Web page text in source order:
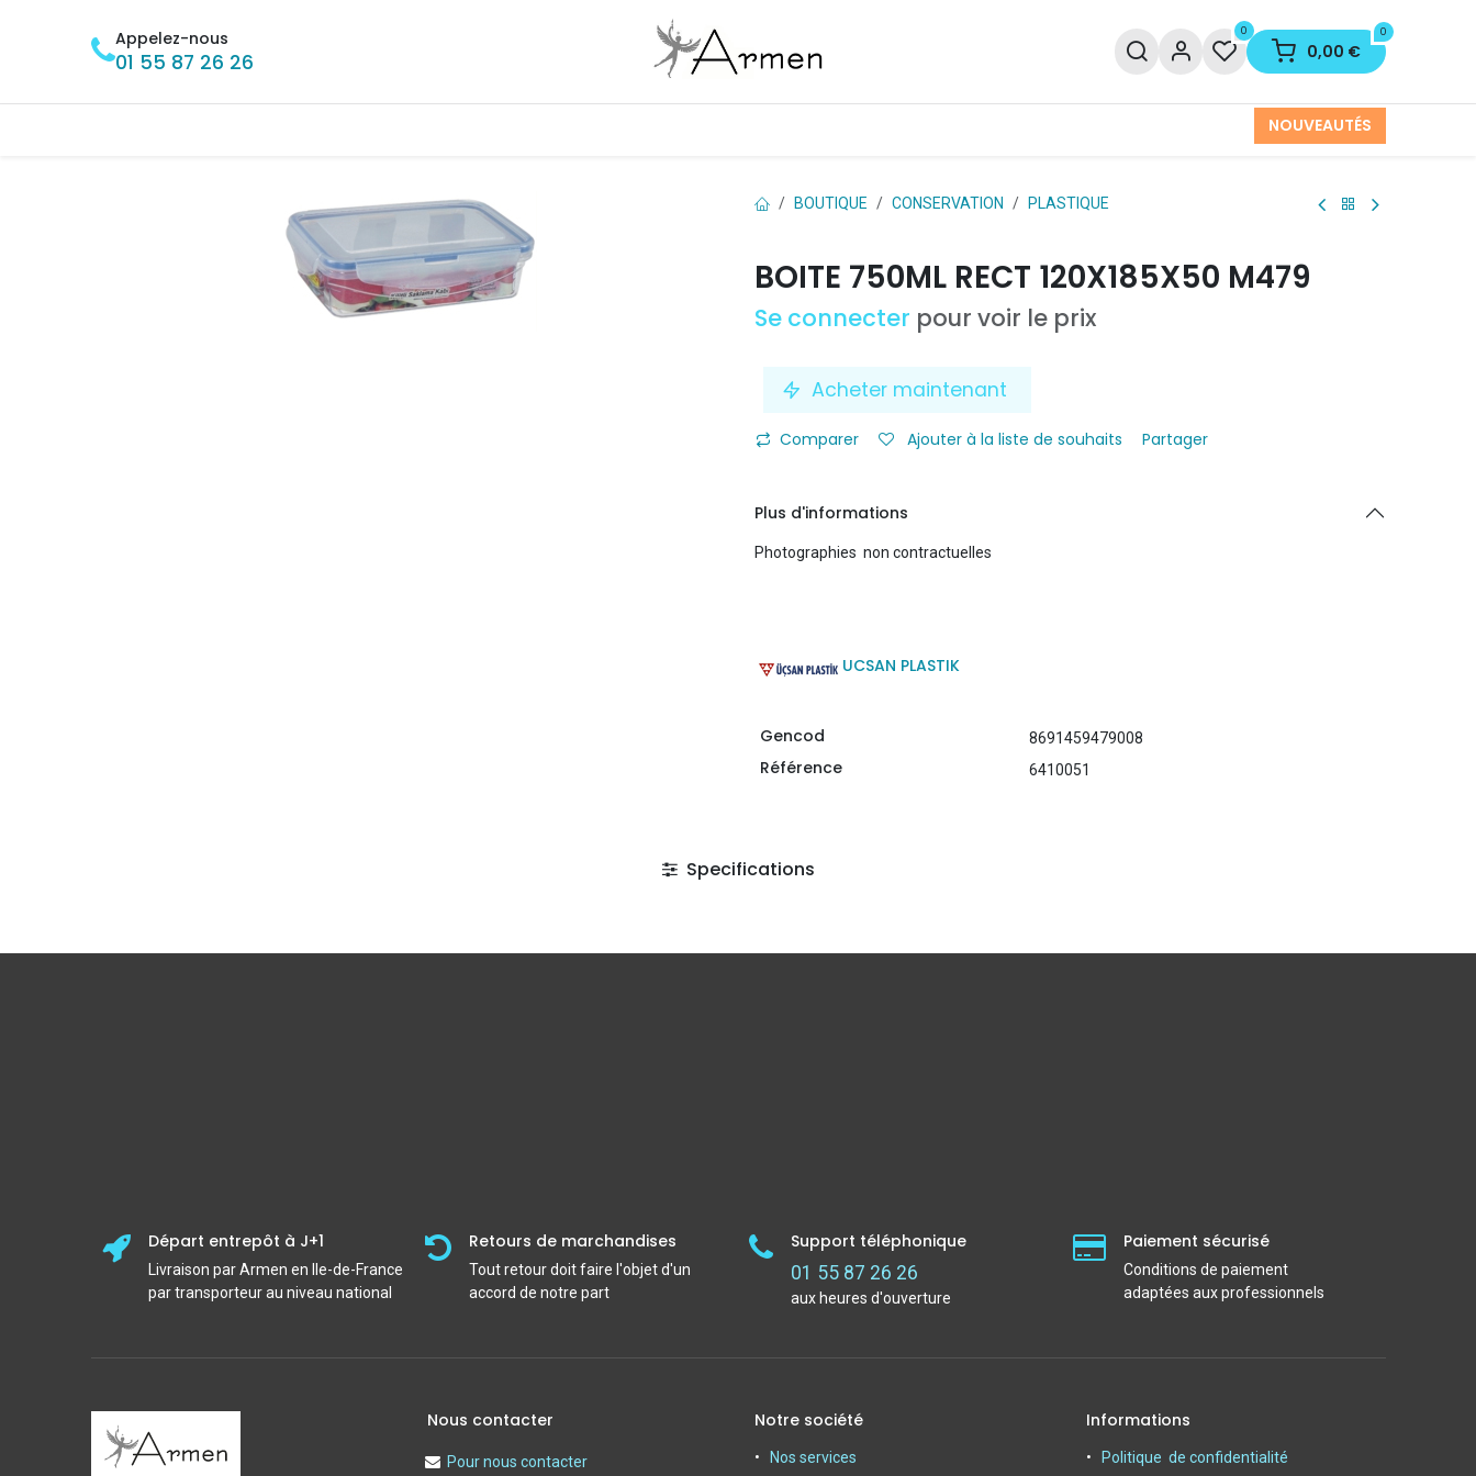
Appelez-nous
01 55 87 26 26
0 0
0,00 €
NOUVEAUTÉS
BOUTIQUE CONSERVATION PLASTIQUE
BOITE 750ML RECT 120X185X50 M479
Se connecter pour voir le prix
Acheter maintenant
Comparer Ajouter à la liste de souhaits Partager
Plus d'informations
Photographies non contractuelles
UCSAN PLASTIK
Gencod 8691459479008
Référence 6410051
Specifications
Départ entrepôt à J+1
Livraison par Armen en Ile-de-France
par transporteur au niveau national
Retours de marchandises
Tout retour doit faire l'objet d'un
accord de notre part
Support téléphonique
01 55 87 26 26
aux heures d'ouverture
Paiement sécurisé
Conditions de paiement
adaptées aux professionnels
Nous contacter
Pour nous contacter
Notre société
Nos services
Informations
Politique de confidentialité